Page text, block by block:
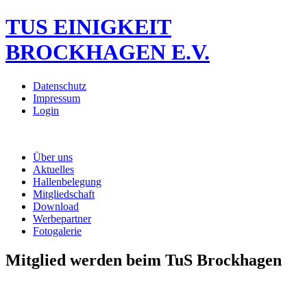
TUS EINIGKEIT
BROCKHAGEN E.V.
Datenschutz
Impressum
Login
Über uns
Aktuelles
Hallenbelegung
Mitgliedschaft
Download
Werbepartner
Fotogalerie
Mitglied werden beim TuS Brockhagen